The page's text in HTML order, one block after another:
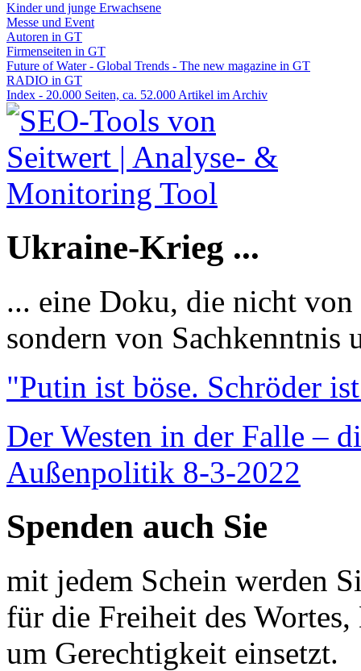
Kinder und junge Erwachsene
Messe und Event
Autoren in GT
Firmenseiten in GT
Future of Water - Global Trends - The new magazine in GT
RADIO in GT
Index - 20.000 Seiten, ca. 52.000 Artikel im Archiv
Ukraine-Krieg ...
... eine Doku, die nicht
sondern von Sachkenntnis
"Putin ist böse. Schröder
Der Westen in der Falle –
Außenpolitik 8-3-2022
Spenden auch Sie
mit jedem Schein werden
für die Freiheit des
um Gerechtigkeit einsetzt.